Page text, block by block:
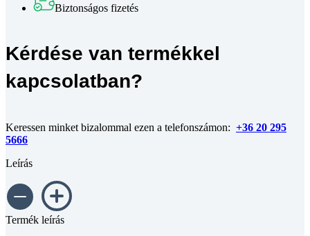
horganyzottBiztonságos fizetés
Kérdése van termékkel
kapcsolatban?
Keressen minket bizalommal ezen a telefonszámon: +36 20 295
5666
Leírás
Termék leírás